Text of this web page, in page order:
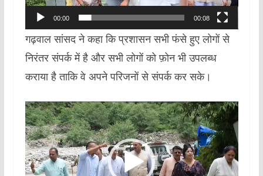
00:00 00:08
गढ़वाल सांसद ने कहा कि प्रशासन सभी फंसे हुए लोगों से
निरंतर संपर्क में है और सभी लोगों को फ़ोन भी उपलब्ध
कराया है ताकि वे अपने परिजनों से संपर्क कर सके।
Video
Player